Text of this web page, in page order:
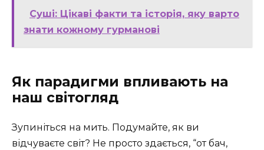
Суші: Цікаві факти та історія, яку варто
знати кожному гурманові
Як парадигми впливають на
наш світогляд
Зупиніться на мить. Подумайте, як ви
відчуваєте світ? Не просто здається, “от бач,